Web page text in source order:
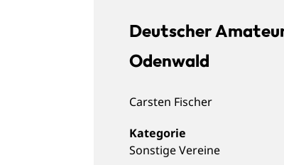
Deutscher
Odenwald
Carsten Fischer
Sonstige Vereine